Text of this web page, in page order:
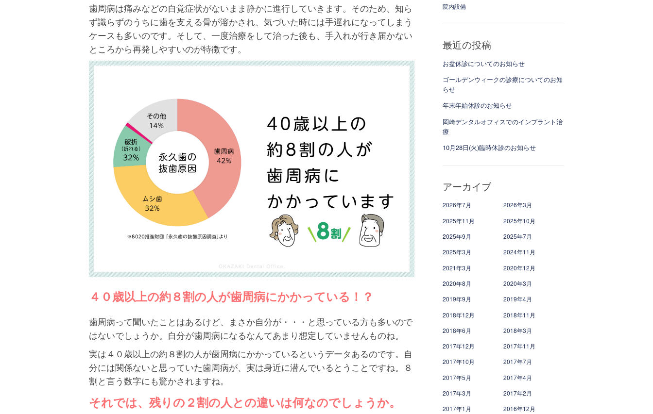
歯周病は痛みなどの自覚症状がないまま静かに進行していきます。そのため、知ら
ず識らずのうちに歯を支える骨が溶かされ、気づいた時には手遅れになってしまう
ケースも多いのです。そして、一度治療をして治った後も、手入れが行き届かない
ところから再発しやすいのが特徴です。
４０歳以上の約８割の人が歯周病にかかっている！？
歯周病って聞いたことはあるけど、まさか自分が・・・と思っている方も多いので
はないでしょうか。自分が歯周病になるなんてあまり想定していませんものね。
実は４０歳以上の約８割の人が歯周病にかかっているというデータあるのです。自
分には関係ないと思っていた歯周病が、実は身近に潜んでいるとうことですね。８
割と言う数字にも驚かされますね。
それでは、残りの２割の人との違いは何なのでしょうか。
院内設備
最近の投稿
お盆休診についてのお知らせ
ゴールデンウィークの診療についてのお知
らせ
年末年始休診のお知らせ
岡崎デンタルオフィスでのインプラント治
療
10月28日(火)臨時休診のお知らせ
アーカイブ
2026年7月
2026年3月
2025年11月
2025年10月
2025年9月
2025年7月
2025年3月
2024年11月
2021年3月
2020年12月
2020年8月
2020年3月
2019年9月
2019年4月
2018年12月
2018年11月
2018年6月
2018年3月
2017年12月
2017年11月
2017年10月
2017年7月
2017年5月
2017年4月
2017年3月
2017年2月
2017年1月
2016年12月